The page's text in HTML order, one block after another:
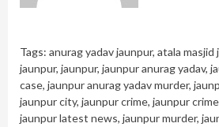
Tags: anurag yadav jaunpur, atala masjid
jaunpur, jaunpur, jaunpur anurag yadav,
case, jaunpur anurag yadav murder,
jaunpur city, jaunpur crime, jaunpur
jaunpur latest news, jaunpur murder,